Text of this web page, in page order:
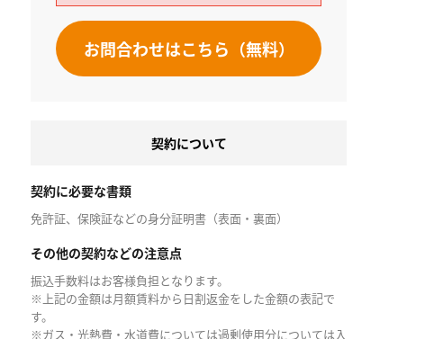
お問合わせはこちら（無料）
契約について
契約に必要な書類
免許証、保険証などの身分証明書（表面・裏面）
その他の契約などの注意点
振込手数料はお客様負担となります。
※上記の金額は月額賃料から日割返金をした金額の表記で
す。
※ガス・光熱費・水道費については過剰使用分については入